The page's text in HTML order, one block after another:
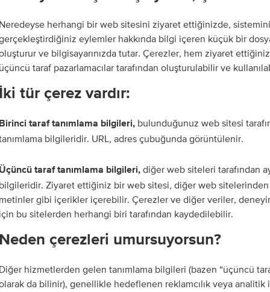
herhangi bir web sitesini ziyaret ettiğinizde,
eylemler hakkında bilgi içeren küçük bir
ve bilgisayarınızda tutar. Çerezler, hem ziyaret
taraf pazarlamacılar tarafından oluşturulabilir ve
tür çerez vardır:
taraf tanımlama bilgileri, bulunduğunuz web sitesi
bilgileridir. URL, adres çubuğunda görüntülenir.
taraf tanımlama bilgileri, diğer web siteleri tarafından
Ziyaret ettiğiniz bir web sitesi, diğer web
gibi içerikler içerebilir. Çerezler ve diğer veriler,
bu sitelerden herhangi biri tarafından kaydedilebilir.
çerezleri umursuyorsun?
hizmetlerden gelen tanımlama bilgileri (bazen “üçüncü
da bilinir), genellikle hedeflenen reklamcılık veya analitik